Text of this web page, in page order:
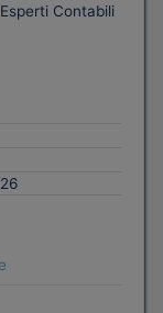
Contabili